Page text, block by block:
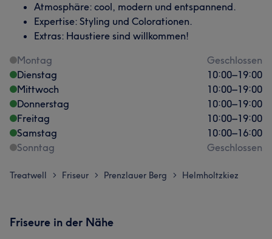
Atmosphäre: cool, modern und entspannend.
Expertise: Styling und Colorationen.
Extras: Haustiere sind willkommen!
Montag
Geschlossen
Dienstag
10:00–19:00
Mittwoch
10:00–19:00
Donnerstag
10:00–19:00
Freitag
10:00–19:00
Samstag
10:00–16:00
Sonntag
Geschlossen
Treatwell > Friseur > Prenzlauer Berg > Helmholtzkiez
Friseure in der Nähe